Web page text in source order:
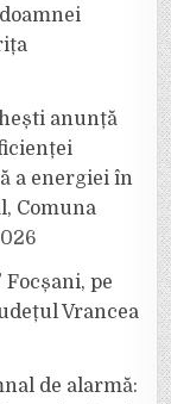
anunță
a energiei în
Comuna
Focșani, pe
Vrancea
de alarmă: